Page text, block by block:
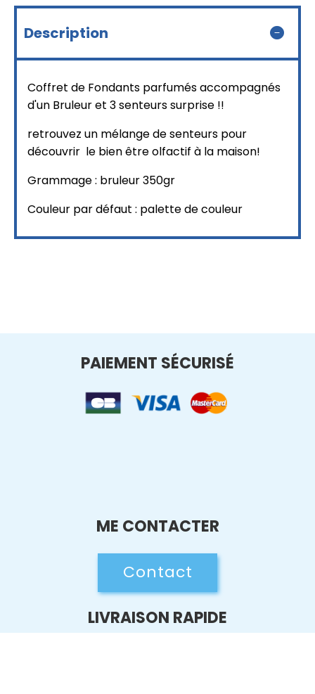
Description
Coffret de Fondants parfumés accompagnés
d'un Bruleur et 3 senteurs surprise !!
retrouvez un mélange de senteurs pour
découvrir le bien être olfactif à la maison!
Grammage : bruleur 350gr
Couleur par défaut : palette de couleur
PAIEMENT SÉCURISÉ
ME CONTACTER
Contact
LIVRAISON RAPIDE